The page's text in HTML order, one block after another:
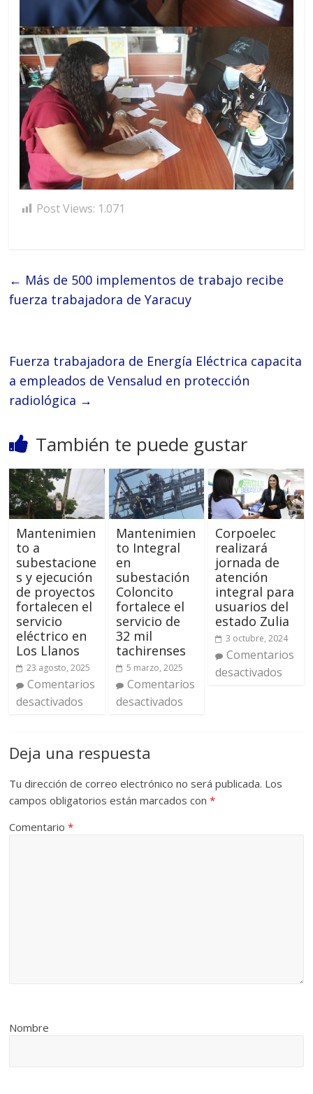
Post Views: 1.071
← Más de 500 implementos de trabajo recibe
fuerza trabajadora de Yaracuy
Fuerza trabajadora de Energía Eléctrica capacita
a empleados de Vensalud en protección
radiológica →
También te puede gustar
Mantenimien
to a
subestacione
s y ejecución
de proyectos
fortalecen el
servicio
eléctrico en
Los Llanos
23 agosto, 2025
Comentarios
desactivados
Mantenimien
to Integral
en
subestación
Coloncito
fortalece el
servicio de
32 mil
tachirenses
5 marzo, 2025
Comentarios
desactivados
Corpoelec
realizará
jornada de
atención
integral para
usuarios del
estado Zulia
3 octubre, 2024
Comentarios
desactivados
Deja una respuesta
Tu dirección de correo electrónico no será publicada. Los
campos obligatorios están marcados con*
Comentario*
Nombre